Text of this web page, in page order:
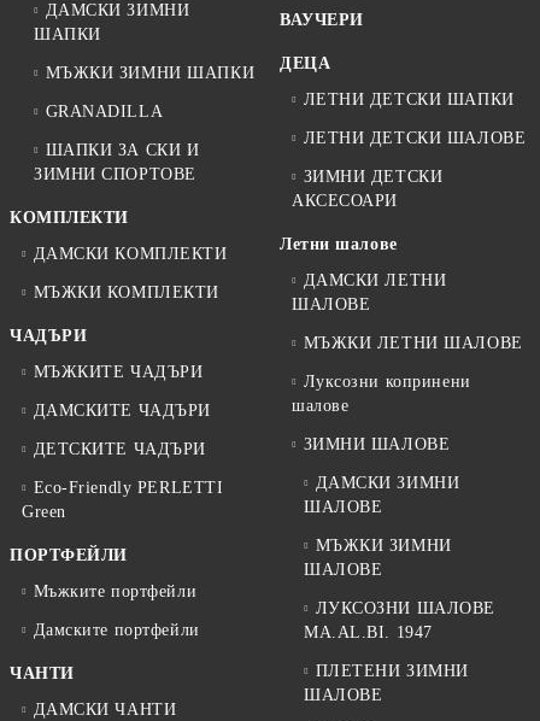
ДАМСКИ ЗИМНИ
ШАПКИ
МЪЖКИ ЗИМНИ ШАПКИ
GRANADILLA
ШАПКИ ЗА СКИ И
ЗИМНИ СПОРТОВЕ
КОМПЛЕКТИ
ДАМСКИ КОМПЛЕКТИ
МЪЖКИ КОМПЛЕКТИ
ЧАДЪРИ
МЪЖКИТЕ ЧАДЪРИ
ДАМСКИТЕ ЧАДЪРИ
ДЕТСКИТЕ ЧАДЪРИ
Eco-Friendly PERLETTI
Green
ПОРТФЕЙЛИ
Мъжките портфейли
Дамските портфейли
ЧАНТИ
ДАМСКИ ЧАНТИ
ВАУЧЕРИ
ДЕЦА
ЛЕТНИ ДЕТСКИ ШАПКИ
ЛЕТНИ ДЕТСКИ ШАЛОВЕ
ЗИМНИ ДЕТСКИ
АКСЕСОАРИ
Летни шалове
ДАМСКИ ЛЕТНИ
ШАЛОВЕ
МЪЖКИ ЛЕТНИ ШАЛОВЕ
Луксозни копринени
шалове
ЗИМНИ ШАЛОВЕ
ДАМСКИ ЗИМНИ
ШАЛОВЕ
МЪЖКИ ЗИМНИ
ШАЛОВЕ
ЛУКСОЗНИ ШАЛОВЕ
MA.AL.BI. 1947
ПЛЕТЕНИ ЗИМНИ
ШАЛОВЕ